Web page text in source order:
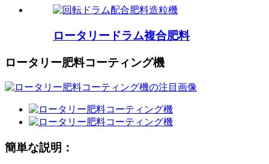
ロータリードラム複合肥料
ロータリー肥料コーティング機
簡単な説明：